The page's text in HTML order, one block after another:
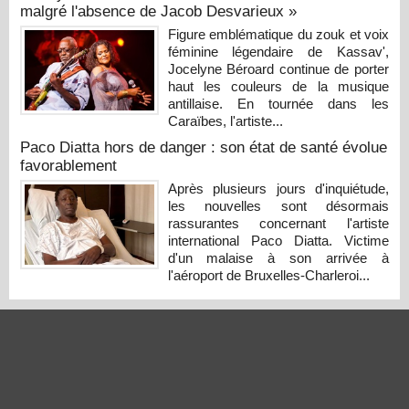
malgré l'absence de Jacob Desvarieux »
Figure emblématique du zouk et voix
féminine légendaire de Kassav',
Jocelyne Béroard continue de porter
haut les couleurs de la musique
antillaise. En tournée dans les
Caraïbes, l'artiste...
Paco Diatta hors de danger : son état de santé évolue
favorablement
Après plusieurs jours d'inquiétude,
les nouvelles sont désormais
rassurantes concernant l'artiste
international Paco Diatta. Victime
d'un malaise à son arrivée à
l'aéroport de Bruxelles-Charleroi...